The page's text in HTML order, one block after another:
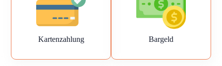
Kartenzahlung Bargeld